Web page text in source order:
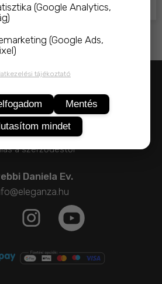
3 490,- 2 990,-
Adatvédelem
ÁSZF
Impresszum
Kapcsolat
a szerződéstől
Daniela Ev.
(Google Analytics,
(Google Ads,
tájékoztató
Mentés
mindet